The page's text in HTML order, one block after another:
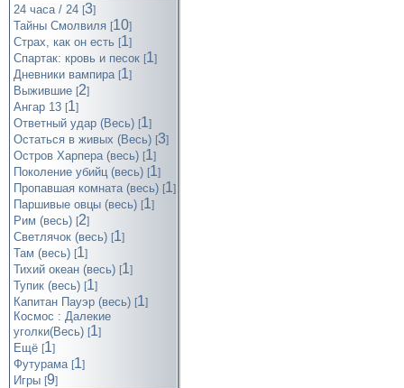
24 часа / 24 [3]
Тайны Смолвиля [10]
Страх, как он есть [1]
Спартак: кровь и песок [1]
Дневники вампира [1]
Выжившие [2]
Ангар 13 [1]
Ответный удар (Весь) [1]
Остаться в живых (Весь) [3]
Остров Харпера (весь) [1]
Поколение убийц (весь) [1]
Пропавшая комната (весь) [1]
Паршивые овцы (весь) [1]
Рим (весь) [2]
Светлячок (весь) [1]
Там (весь) [1]
Тихий океан (весь) [1]
Тупик (весь) [1]
Капитан Пауэр (весь) [1]
Космос : Далекие
уголки(Весь) [1]
Ещё [1]
Футурама [1]
Игры [9]